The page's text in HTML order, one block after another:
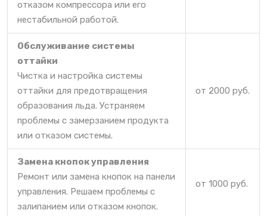
отказом компрессора или его
нестабильной работой.
Обслуживание системы
оттайки
Чистка и настройка системы
оттайки для предотвращения
образования льда. Устраняем
проблемы с замерзанием продукта
или отказом системы.
от 2000 руб.
Замена кнопок управления
Ремонт или замена кнопок на панели
управления. Решаем проблемы с
залипанием или отказом кнопок.
от 1000 руб.